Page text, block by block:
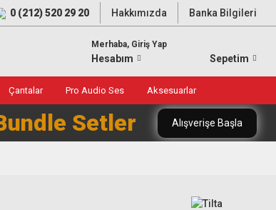
0 (212) 520 29 20 Hakkımızda Banka Bilgileri
Merhaba, Giriş Yap
Hesabım Sepetim
Çantalar Pro Audio Ses Aksesuarlar
Setler Alışverişe Başla